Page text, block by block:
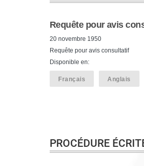
Requête pour avis
20 novembre 1950
Requête pour avis consultatif
Disponible en:
Français Anglais
PROCÉDURE